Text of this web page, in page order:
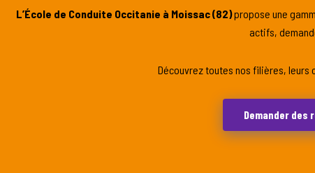
L’École de Conduite Occitanie à Moissac (82)propose une
actifs,
Découvrez toutes nos filières, leurs
Demander des